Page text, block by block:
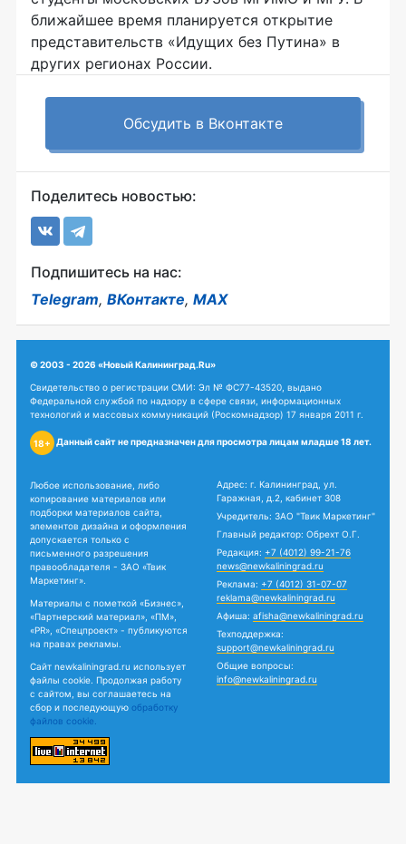
ближайшее время планируется открытие
представительств «Идущих без Путина» в
других регионах России.
Обсудить в Вконтакте
Поделитесь новостью:
Подпишитесь на нас:
Telegram, ВКонтакте, MAX
© 2003 - 2026 «Новый Калининград.Ru»
Свидетельство о регистрации СМИ: Эл № ФС77-43520, выдано
Федеральной службой по надзору в сфере связи, информационных
технологий и массовых коммуникаций (Роскомнадзор) 17 января 2011 г.
18+ Данный сайт не предназначен для просмотра лицам младше 18 лет.
Любое использование, либо
копирование материалов или
подборки материалов сайта,
элементов дизайна и оформления
допускается только с
письменного разрешения
правообладателя - ЗАО «Твик
Маркетинг».
Материалы с пометкой «Бизнес»,
«Партнерский материал», «ПМ»,
«PR», «Спецпроект» - публикуются
на правах рекламы.
Сайт newkaliningrad.ru использует
файлы cookie. Продолжая работу
с сайтом, вы соглашаетесь на
сбор и последующую обработку
файлов cookie.
Адрес: г. Калининград, ул.
Гаражная, д.2, кабинет 308
Учредитель: ЗАО "Твик Маркетинг"
Главный редактор: Обрехт О.Г.
Редакция: +7 (4012) 99-21-76
news@newkaliningrad.ru
Реклама: +7 (4012) 31-07-07
reklama@newkaliningrad.ru
Афиша: afisha@newkaliningrad.ru
Техподдержка:
support@newkaliningrad.ru
Общие вопросы:
info@newkaliningrad.ru